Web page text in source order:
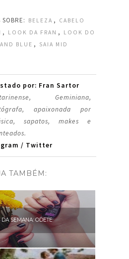
BELEZA ,
CABELO
, LOOK DA FRAN ,
LOOK DO
BLUE , SAIA MID
por: Fran Sartor
Geminiana,
apaixonada por
sapatos, makes e
/ Twitter
TAMBÉM:
DA SEMANA: ODETE